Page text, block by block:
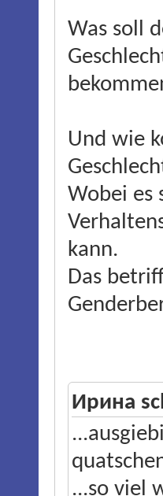
Was soll
Und wie
Wobei es
kann.
Das
Ирина
...so viel